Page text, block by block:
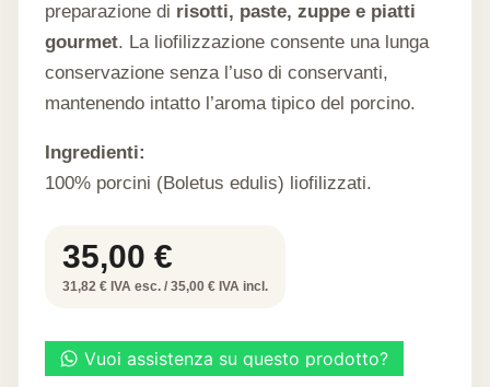
preparazione di risotti, paste, zuppe e piatti
gourmet. La liofilizzazione consente una lunga
conservazione senza l’uso di conservanti,
mantenendo intatto l’aroma tipico del porcino.
Ingredienti:
100% porcini (Boletus edulis) liofilizzati.
35,00 €
31,82 € IVA esc. / 35,00 € IVA incl.